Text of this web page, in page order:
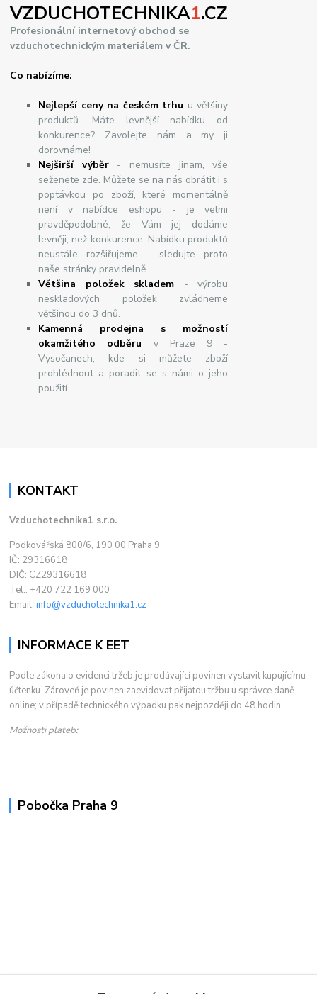
VZDUCHOTECHNIKA1.CZ
Profesionální internetový obchod se
vzduchotechnickým materiálem v ČR.
Co nabízíme:
Nejlepší ceny na českém trhu u většiny
produktů. Máte levnější nabídku od
konkurence? Zavolejte nám a my ji
dorovnáme!
Nejširšívýběr- nemusíte jinam, vše
seženete zde. Můžete se na nás obrátit i s
poptávkou po zboží, které momentálně
není v nabídce eshopu - je velmi
pravděpodobné, že Vám jej dodáme
levněji, než konkurence. Nabídku produktů
neustále rozšiřujeme - sledujte proto
naše stránky pravidelně.
Většina položek skladem - výrobu
neskladových položek zvládneme
většinou do 3 dnů.
Kamenná prodejna s možností
okamžitého odběru v Praze 9 -
Vysočanech, kde si můžete zboží
prohlédnout a poradit se s námi o jeho
použití.
KONTAKT
Vzduchotechnika1 s.r.o.
Podkovářská 800/6, 190 00 Praha 9
IČ: 29316618
DIČ: CZ29316618
Tel.: +420 722 169 000
Email:info@vzduchotechnika1.cz
INFORMACE K EET
Podle zákona o evidenci tržeb je prodávající povinen vystavit kupujícímu
účtenku. Zároveň je povinen zaevidovat přijatou tržbu u správce daně
online; v případě technického výpadku pak nejpozději do 48 hodin.
Možnosti plateb:
Pobočka Praha 9